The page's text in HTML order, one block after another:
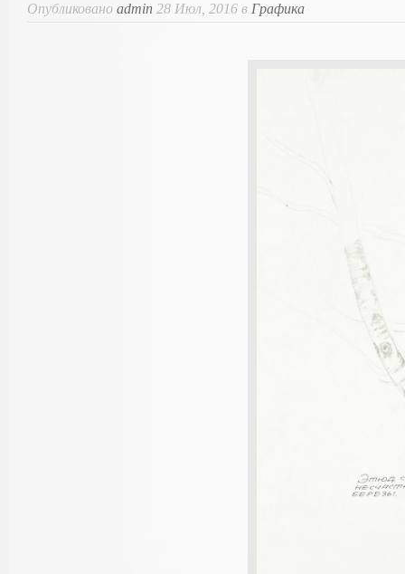
Опубликовано admin 28 Июл, 2016 в Графика